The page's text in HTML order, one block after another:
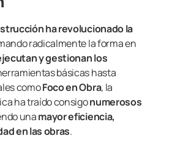
ha revolucionado la
radicalmente la forma en
y gestionan los
básicas hasta
comoFoco en Obra, la
ha traído consigonumerosos
unamayor eficiencia,
en las obras.